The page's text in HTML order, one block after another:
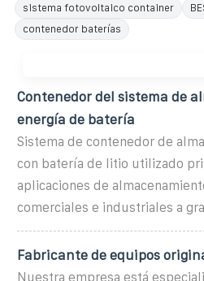
sistema fotovoltaico container
contenedor baterías
Contenedor del sistema de
energía de batería
Sistema de contenedor de
con batería de litio utilizado
aplicaciones de
comerciales e industriales a
Fabricante de equipos
Nuestra empresa está